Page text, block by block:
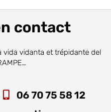
contact
vida vidanta et trépidante del
06 70 75 58 12